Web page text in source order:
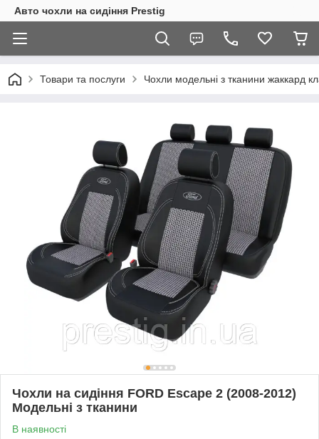
Авто чохли на сидіння Prestig
Товари та послуги Чохли модельні з тканини жаккард
Чохли на сидіння FORD Escape 2 (2008-2012)
Модельні з тканини
В наявності